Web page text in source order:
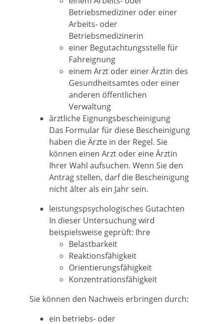
Betriebsmediziner oder einer
Arbeits- oder
Betriebsmedizinerin
einer Begutachtungsstelle für
Fahreignung
einem Arzt oder einer Ärztin des
Gesundheitsamtes oder einer
anderen öffentlichen
Verwaltung
ärztliche Eignungsbescheinigung
Das Formular für diese Bescheinigung
haben die Ärzte in der Regel. Sie
können einen Arzt oder eine Ärztin
Ihrer Wahl aufsuchen. Wenn Sie den
Antrag stellen, darf die Bescheinigung
nicht älter als ein Jahr sein.
leistungspsychologisches Gutachten
In dieser Untersuchung wird
beispielsweise geprüft: Ihre
Belastbarkeit
Reaktionsfähigkeit
Orientierungsfähigkeit
Konzentrationsfähigkeit
Sie können den Nachweis erbringen durch:
ein betriebs- oder